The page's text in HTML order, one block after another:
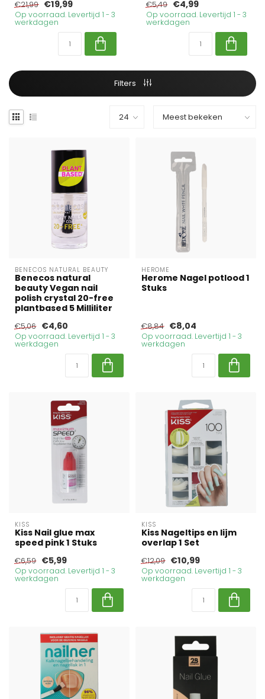
€21,99 €19,99
Op voorraad. Levertijd 1 - 3
werkdagen
€5,49 €4,99
Op voorraad. Levertijd 1 - 3
werkdagen
Filters
BENECOS NATURAL BEAUTY
Benecos natural
beauty Vegan nail
polish crystal 20-free
plantbased 5 Milliliter
€5,06 €4,60
Op voorraad. Levertijd 1 - 3
werkdagen
HEROME
Herome Nagel potlood 1
Stuks
€8,84 €8,04
Op voorraad. Levertijd 1 - 3
werkdagen
KISS
Kiss Nail glue max
speed pink 1 Stuks
€6,59 €5,99
Op voorraad. Levertijd 1 - 3
werkdagen
KISS
Kiss Nageltips en lijm
overlap 1 Set
€12,09 €10,99
Op voorraad. Levertijd 1 - 3
werkdagen